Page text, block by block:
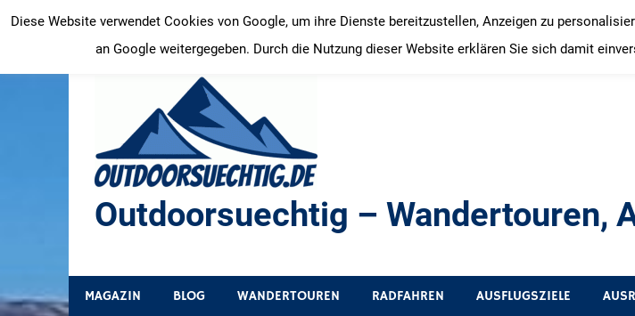
Inhalt
springen
Outdoorsuechtig – Wandertouren,
MAGAZIN BLOG WANDERTOUREN RADFAHREN AUSFLUGSZIELE
Diese Website verwendet Cookies von Google, um ihre Dienste bereitzustellen, Anzeigen zu
an Google weitergegeben. Durch die Nutzung dieser Website erklären Sie sich damit